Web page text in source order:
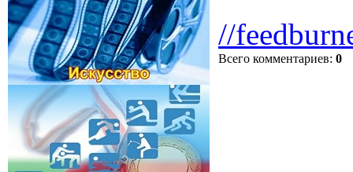
//
Всего комментариев: 0